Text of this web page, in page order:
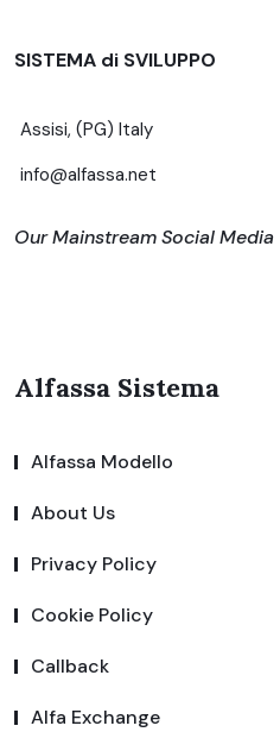
SISTEMA di SVILUPPO
Assisi, (PG) Italy
info@alfassa.net
Our Mainstream Social Media
Alfassa Sistema
Alfassa Modello
About Us
Privacy Policy
Cookie Policy
Callback
Alfa Exchange